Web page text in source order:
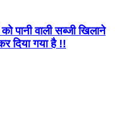
पानी वाली सब्जी खिलाने
दिया गया है !!